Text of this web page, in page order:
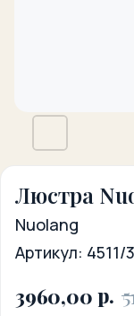
Люстра
Nuolang
Артикул: 4511/3
3960,00 р.